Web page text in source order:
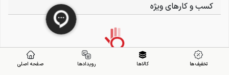
کسب و کارهای ویژه
تخفیف ها کالاها رویدادها صفحه اصلی